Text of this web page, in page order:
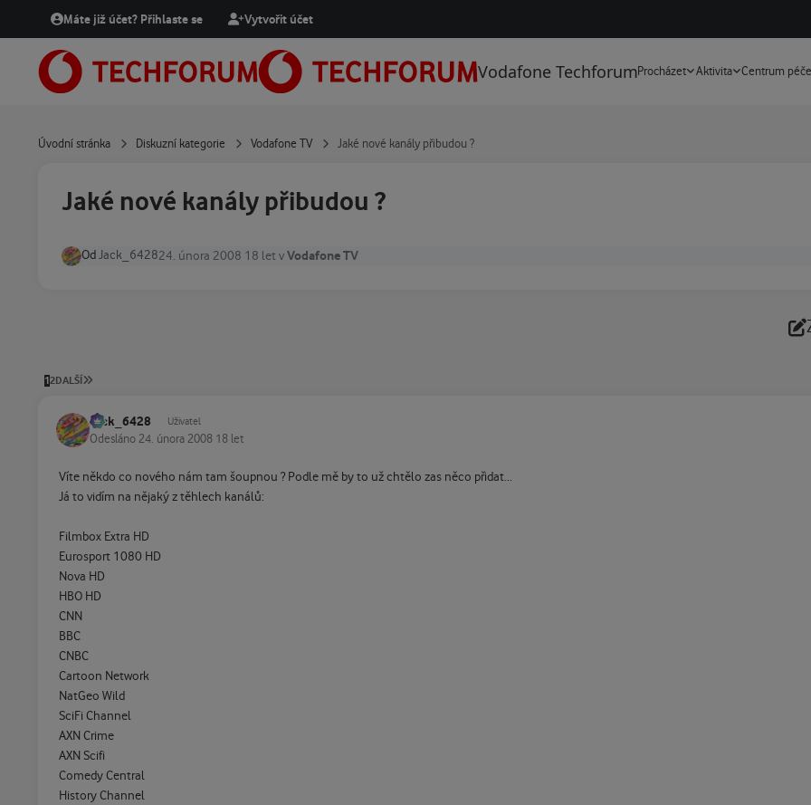
Přejít na obsah
Máte již účet? Přihlaste se Vytvořit účet
Vodafone TechforumProcházet Aktivita Centrum péče
Úvodní stránka Diskuzní kategorie Vodafone TV Jaké nové kanály přibudou ?
Jaké nové kanály přibudou ?
Od Jack_642824. února 2008 18 let vVodafone TV
12DALŠÍ
Jack_6428 Uživatel
Odesláno 24. února 2008 18 let
Víte někdo co nového nám tam šoupnou ? Podle mě by to už chtělo zas něco přidat...
Já to vidím na nějaký z těhlech kanálů:
Filmbox Extra HD
Eurosport 1080 HD
Nova HD
HBO HD
CNN
BBC
CNBC
Cartoon Network
NatGeo Wild
SciFi Channel
AXN Crime
AXN Scifi
Comedy Central
History Channel